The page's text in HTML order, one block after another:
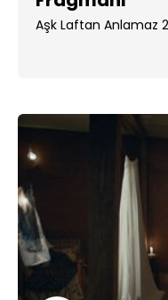
Aşk Laftan Anlamaz